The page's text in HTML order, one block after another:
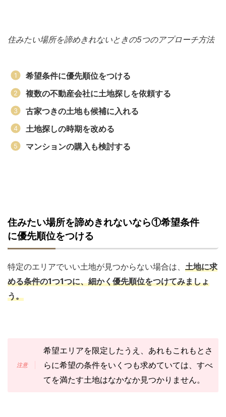
住みたい場所を諦めきれないときの5つのアプローチ方法
希望条件に優先順位をつける
複数の不動産会社に土地探しを依頼する
古家つきの土地も候補に入れる
土地探しの時期を改める
マンションの購入も検討する
住みたい場所を諦めきれないなら①希望条件
に優先順位をつける
特定のエリアでいい土地が見つからない場合は、 土地に求
める条件の1つ1つに、細かく優先順位をつけてみましょ
う。
希望エリアを限定したうえ、あれもこれもとさ
らに希望の条件をいくつも求めていては、すべ
てを満たす土地はなかなか見つかりません。